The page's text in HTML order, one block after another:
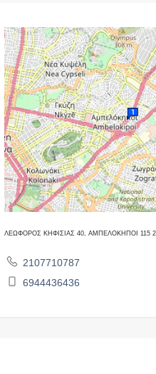
ΛΕΩΦΟΡΟΣ ΚΗΦΙΣΙΑΣ 40, ΑΜΠΕΛΟΚΗΠΟΙ 115
2107710787
6944436436